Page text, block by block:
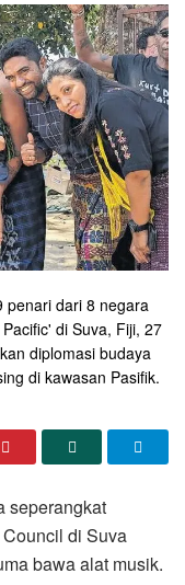
penari dari 8 negara
di Suva, Fiji, 27
diplomasi budaya
di kawasan Pasifik.
seperangkat
di Suva
bawa alat musik.